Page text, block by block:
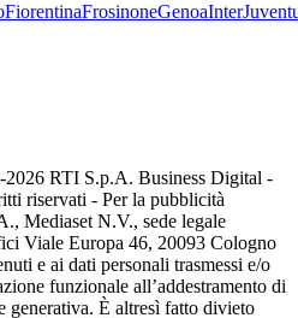
FiorentinaFrosinoneGenoaInter
2026 RTI S.p.A. Business Digital -
riservati - Per la pubblicità
Mediaset N.V., sede legale
Viale Europa 46, 20093 Cologno
e ai dati personali trasmessi e/o
funzionale all’addestramento di
generativa. È altresì fatto divieto